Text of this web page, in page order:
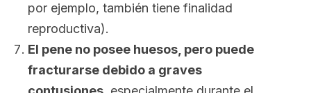
por ejemplo, también tiene finalidad
reproductiva).
El pene no posee huesos, pero puede
fracturarse debido a graves